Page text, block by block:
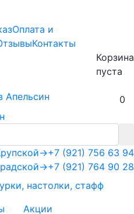
Оплата и
Контакты
Корзина
пуста
0
+7 (921) 756 63 94
+7 (921) 764 90 28
→
→
настолки, стафф
Акции